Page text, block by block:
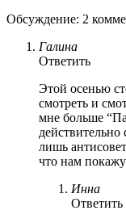
Обсуждение: 2
Галина
Ответить
Этой осенью
смотреть и
мне больше
лишь
что нам
Инна
Ответить